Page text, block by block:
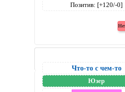
Позитив: [+120/-0]
Что-то с чем-то
Юзер